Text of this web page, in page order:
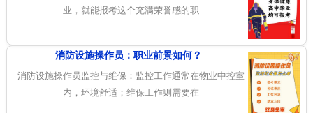
业，就能报考这个充满荣誉感的职
消防设施操作员：职业前景如何？
消防设施操作员监控与维保：监控工作通常在物业中控室
内，环境舒适；维保工作则需要在